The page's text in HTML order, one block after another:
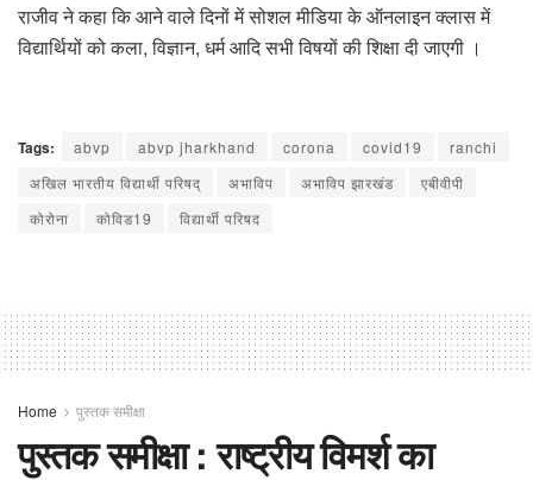
राजीव ने कहा कि आने वाले दिनों में सोशल मीडिया के ऑनलाइन क्लास में
विद्यार्थियों को कला, विज्ञान, धर्म आदि सभी विषयों की शिक्षा दी जाएगी ।
Tags: abvp abvp jharkhand corona covid19
ranchi
अखिल भारतीय विद्यार्थी परिषद्
अभाविप अभाविप झारखंड
एबीवीपी
कोरोना
कोविड19 विद्यार्थी परिषद
Home पुस्तक समीक्षा
पुस्तक समीक्षा : राष्ट्रीय विमर्श का